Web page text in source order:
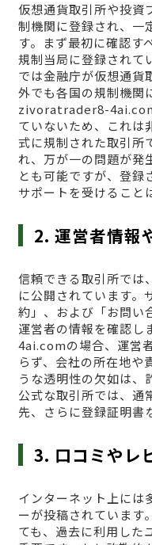
仮想通貨取引所や投資
制機関に登録され、一
す。まず最初に確認す
規制当局に登録されて
では金融庁が仮想通貨
外でも各国の規制機関
zivoratrader8-
ていないため、これは
式に規制された取引所
れ、万が一の問題が発
とも可能ですが、登録
サポートを受けること
2. 運営者情報
信頼できる取引所では
に公開されています。
約」、および「お問い
運営者の情報を確認
4ai.comの場合、運営
らず、会社の所在地や
うな透明性の欠如は、
公式な取引所では、通
先、さらに登録証明書
3. 口コミやレ
インターネット上には
ーが投稿されていま
ても、過去に利用した